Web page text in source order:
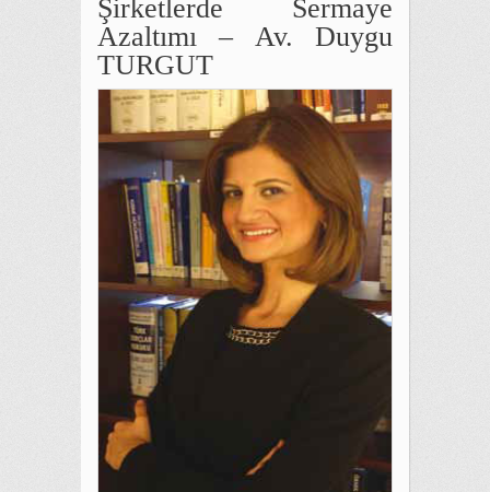
Şirketlerde Sermaye
Azaltımı – Av. Duygu
TURGUT